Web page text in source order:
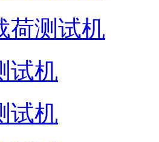
荷测试机
试机
试机